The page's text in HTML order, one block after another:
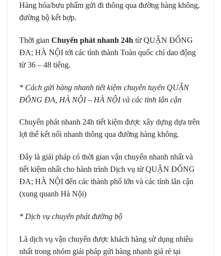
Hàng hóa/bưu phẩm gửi đi thông qua đường hàng không,
đường bộ kết hợp.
Thời gian Chuyển phát nhanh 24h từ QUẬN ĐỐNG
ĐA; HÀ NỘI tới các tỉnh thành Toàn quốc chỉ dao động
từ 36 – 48 tiếng.
* Cách gửi hàng nhanh tiết kiệm chuyên tuyến QUẬN
ĐỐNG ĐA, HÀ NỘI – HÀ NỘI và các tỉnh lân cận
Chuyển phát nhanh 24h tiết kiệm được xây dựng dựa trên
lợi thế kết nối nhanh thông qua đường hàng không.
Đây là giải pháp có thời gian vận chuyển nhanh nhất và
tiết kiệm nhất cho hành trình Dịch vụ từ QUẬN ĐỐNG
ĐA; HÀ NỘI đến các thành phố lớn và các tỉnh lân cận
(xung quanh Hà Nội)
* Dịch vụ chuyển phát đường bộ
Là dịch vụ vận chuyển được khách hàng sử dụng nhiều
nhất trong nhóm giải pháp gửi hàng nhanh giá rẻ tại